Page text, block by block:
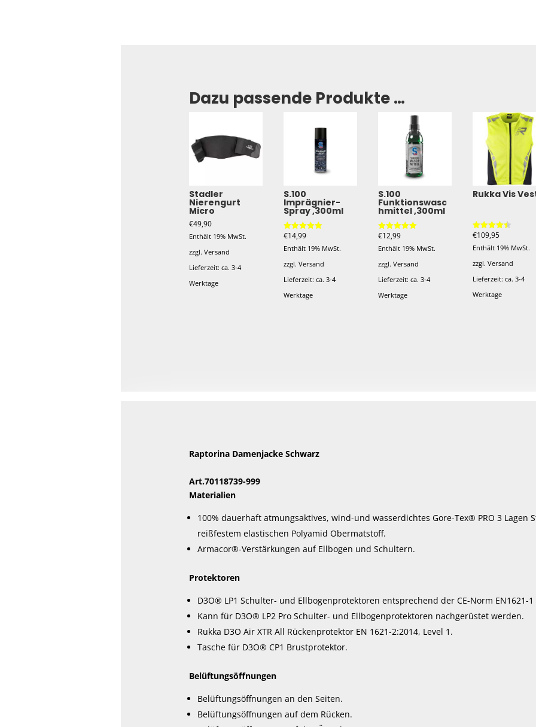
Dazu passende Produkte …
Stadler
Nierengurt
Micro
€49,90
Enthält 19% MwSt.
zzgl. Versand
Lieferzeit: ca. 3-4
Werktage
Produktseite
gewählt
S.100
Imprägnier-
Spray ,300ml
Bewertet mit
von 5
€14,99
Enthält 19% MwSt.
zzgl. Versand
Lieferzeit: ca. 3-4
Werktage
S.100
Funktionswasc
hmittel ,300ml
Bewertet mit
von 5
€12,99
Enthält 19% MwSt.
zzgl.Versand
Lieferzeit: ca. 3-4
Werktage
Rukka Vis
Bewertet
4.50
€109,95
Enthält 19% MwSt.
zzgl.Versand
Lieferzeit: ca. 3-4
Werktage
werden
Raptorina Damenjacke Schwarz
Art.70118739-999
Materialien
100% dauerhaft atmungsaktives, wind-und wasserdichtes Gore-Tex® PRO 3
reißfestem elastischen Polyamid Obermatstoff.
Armacor®-Verstärkungen auf Ellbogen und Schultern.
Protektoren
D3O® LP1 Schulter- und Ellbogenprotektoren entsprechend der CE-Norm EN1621-1
Kann für D3O® LP2 Pro Schulter- und Ellbogenprotektoren nachgerüstet werden.
Rukka D3O Air XTR All Rückenprotektor EN 1621-2:2014, Level 1.
Tasche für D3O® CP1 Brustprotektor.
Belüftungsöffnungen
Belüftungsöffnungen an den Seiten.
Belüftungsöffnungen auf dem Rücken.